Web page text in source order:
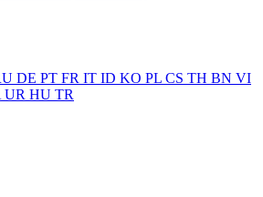
DE PT FR IT ID KO PL CS TH BN VI
UR HU TR